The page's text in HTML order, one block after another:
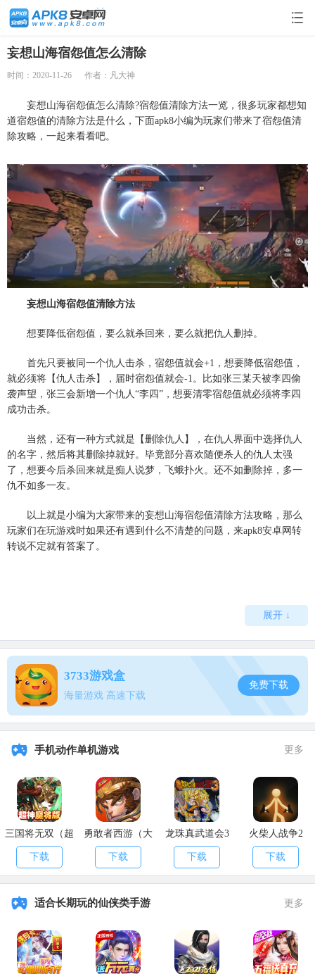
妄想山海宿怨值怎么清除
时间：2020-11-26 作者：凡大神
妄想山海宿怨值怎么清除?宿怨值清除方法一览，很多玩家都想知
道宿怨值的清除方法是什么，下面apk8小编为玩家们带来了宿怨值清
除攻略，一起来看看吧。
妄想山海宿怨值清除方法
想要降低宿怨值，要么就杀回来，要么就把仇人删掉。
首先只要被同一个仇人击杀，宿怨值就会+1，想要降低宿怨值，
就必须将【仇人击杀】，届时宿怨值就会-1。比如张三某天被李四偷
袭声望，张三会新增一个仇人“李四”，想要清零宿怨值就必须将李四
成功击杀。
当然，还有一种方式就是【删除仇人】，在仇人界面中选择仇人
的名字，然后将其删除掉就好。毕竟部分喜欢随便杀人的仇人太强
了，想要今后杀回来就是痴人说梦，飞蛾扑火。还不如删除掉，多一
仇不如多一友。
以上就是小编为大家带来的妄想山海宿怨值清除方法攻略，那么
玩家们在玩游戏时如果还有遇到什么不清楚的问题，来apk8安卓网转
转说不定就有答案了。
展开 ↓
3733游戏盒
海量游戏 高速下载
免费下载
手机动作单机游戏 更多
三国将无双（超
神魔将版）
下载
勇敢者西游（大
乱斗）
下载
龙珠真武道会3
下载
火柴人战争2
下载
适合长期玩的仙侠类手游 更多